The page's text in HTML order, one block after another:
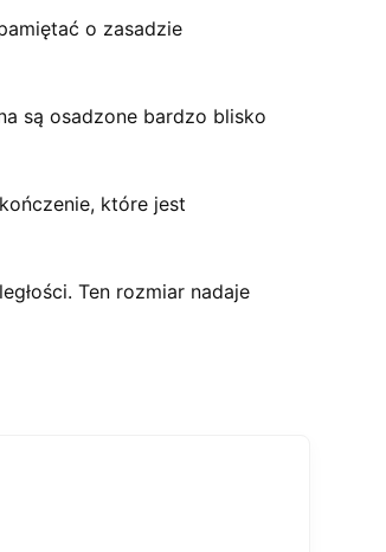
o zasadzie
są osadzone bardzo blisko
które jest
Ten rozmiar nadaje